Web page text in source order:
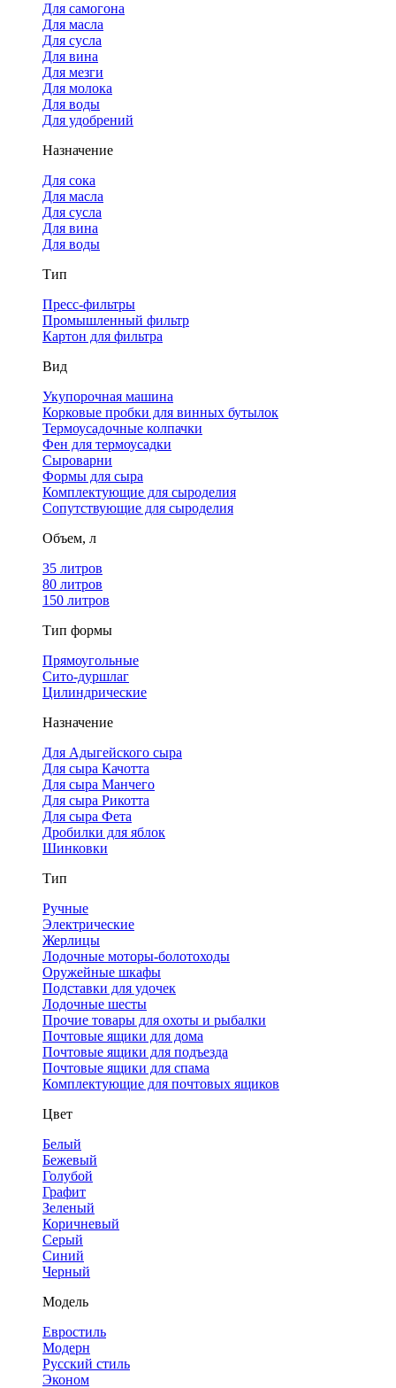
Для самогона
Для масла
Для сусла
Для вина
Для мезги
Для молока
Для воды
Для удобрений
Назначение
Для сока
Для масла
Для сусла
Для вина
Для воды
Тип
Пресс-фильтры
Промышленный фильтр
Картон для фильтра
Вид
Укупорочная машина
Корковые пробки для винных бутылок
Термоусадочные колпачки
Фен для термоусадки
Сыроварни
Формы для сыра
Комплектующие для сыроделия
Сопутствующие для сыроделия
Объем, л
35 литров
80 литров
150 литров
Тип формы
Прямоугольные
Сито-дуршлаг
Цилиндрические
Назначение
Для Адыгейского сыра
Для сыра Качотта
Для сыра Манчего
Для сыра Рикотта
Для сыра Фета
Дробилки для яблок
Шинковки
Тип
Ручные
Электрические
Жерлицы
Лодочные моторы-болотоходы
Оружейные шкафы
Подставки для удочек
Лодочные шесты
Прочие товары для охоты и рыбалки
Почтовые ящики для дома
Почтовые ящики для подъезда
Почтовые ящики для спама
Комплектующие для почтовых ящиков
Цвет
Белый
Бежевый
Голубой
Графит
Зеленый
Коричневый
Серый
Синий
Черный
Модель
Евростиль
Модерн
Русский стиль
Эконом